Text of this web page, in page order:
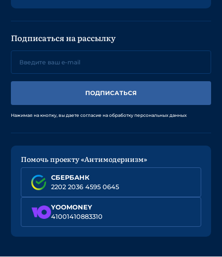
Подписаться на рассылку
ПОДПИСАТЬСЯ
Нажимая на кнопку, вы даете согласие на обработку персональных данных
Помочь проекту «Антимодернизм»
СБЕРБАНК
2202 2036 4595 0645
YOOMONEY
41001410883310